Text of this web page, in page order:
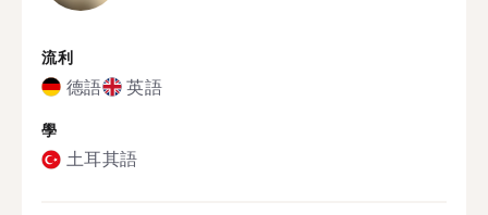
流利
德語 英語
學
土耳其語